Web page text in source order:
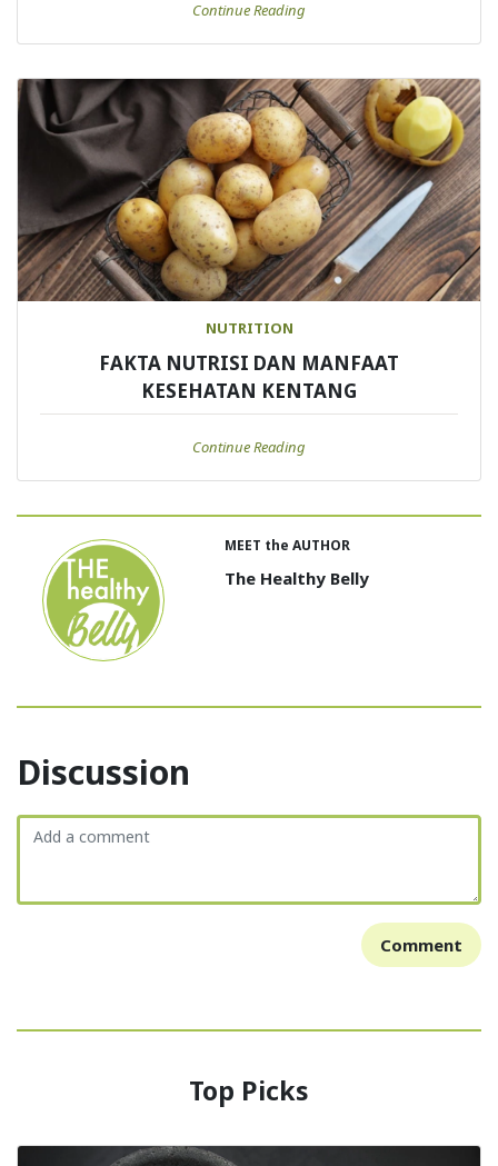
Continue Reading
NUTRITION
FAKTA NUTRISI DAN MANFAAT
KESEHATAN KENTANG
Continue Reading
MEET the AUTHOR
The Healthy Belly
Discussion
Comment
Top Picks